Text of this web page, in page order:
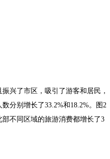
兴了市区，吸引了游客和居民，
分别增长了33.2%和18.2%。图2
不同区域的旅游消费都增长了3